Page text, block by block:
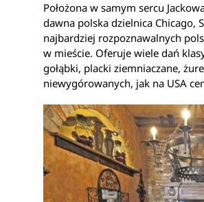
Położona w samym sercu
dawna polska dzielnica Chicago,
najbardziej rozpoznawalnych
w mieście. Oferuje wiele dań
gołąbki, placki ziemniaczane,
niewygórowanych, jak na USA